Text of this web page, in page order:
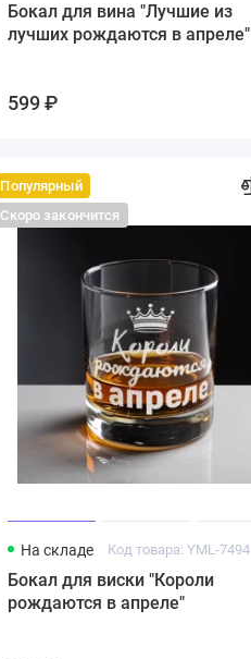
Бокал для вина "Лучшие из
лучших рождаются в апреле"
599 ₽
Популярный
Скоро закончится
На складе Код товара: YML-7494
Бокал для виски "Короли
рождаются в апреле"